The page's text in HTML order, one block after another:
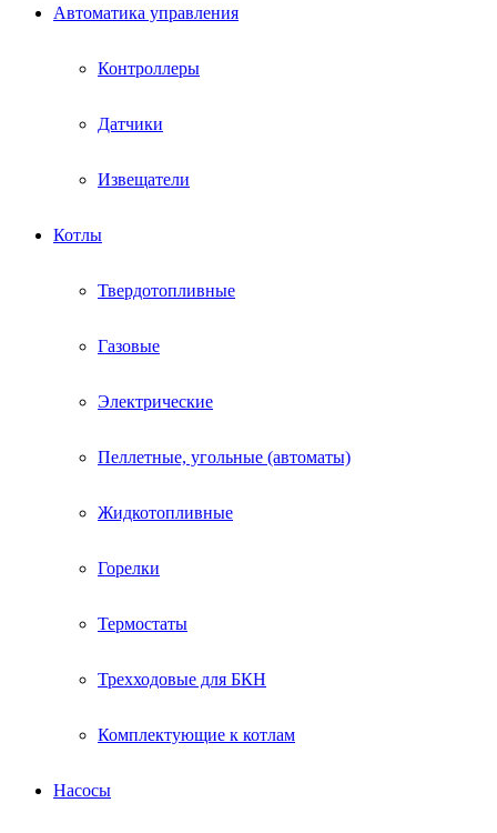
Автоматика управления
Контроллеры
Датчики
Извещатели
Котлы
Твердотопливные
Газовые
Электрические
Пеллетные, угольные (автоматы)
Жидкотопливные
Горелки
Термостаты
Трехходовые для БКН
Комплектующие к котлам
Насосы